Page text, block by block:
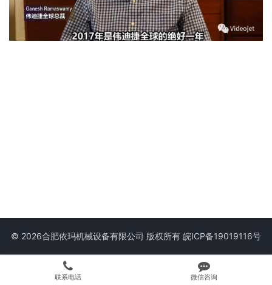
© 2026合肥依玛机械设备有限公司 版权所有 皖ICP备19019116号
联系电话 微信咨询